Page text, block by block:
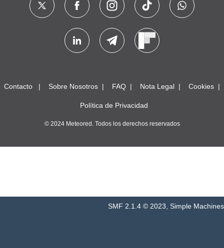
Contacto Sobre Nosotros FAQ Nota Legal Cookies
Política de Privacidad
© 2024 Meteored. Todos los derechos reservados
SMF 2.1.4 © 2023 Simple Machines